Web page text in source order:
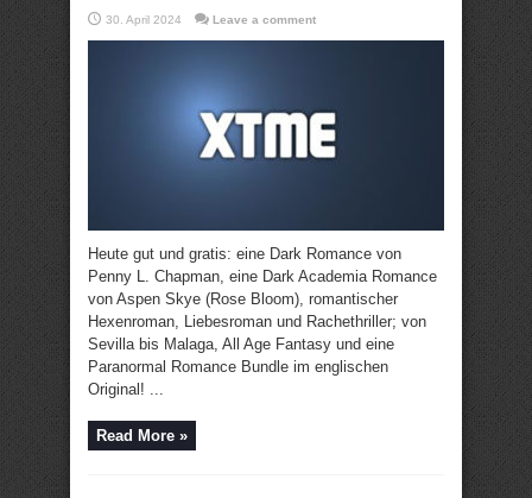
30. April 2024 Leave a comment
Heute gut und gratis: eine Dark Romance von
Penny L. Chapman, eine Dark Academia Romance
von Aspen Skye (Rose Bloom), romantischer
Hexenroman, Liebesroman und Rachethriller; von
Sevilla bis Malaga, All Age Fantasy und eine
Paranormal Romance Bundle im englischen
Original! ...
Read More »